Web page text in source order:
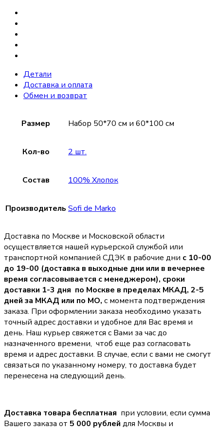
Детали
Доставка и оплата
Обмен и возврат
Размер Набор 50*70 см и 60*100 см
Кол-во 2 шт.
Состав 100% Хлопок
Производитель Sofi de Marko
Доставка по Москве и Московской области
осуществляется нашей курьерской службой или
транспортной компанией СДЭК в рабочие дни с 10-00
до 19-00 (доставка в выходные дни или в вечернее
время согласовывается с менеджером), сроки
доставки 1-3 дня по Москве в пределах МКАД, 2-5
дней за МКАД или по МО, с момента подтверждения
заказа. При оформлении заказа необходимо указать
точный адрес доставки и удобное для Вас время и
день. Наш курьер свяжется с Вами за час до
назначенного времени, чтоб еще раз согласовать
время и адрес доставки. В случае, если с вами не смогут
связаться по указанному номеру, то доставка будет
перенесена на следующий день.
Доставка товара бесплатная при условии, если сумма
Вашего заказа от 5 000 рублей для Москвы и